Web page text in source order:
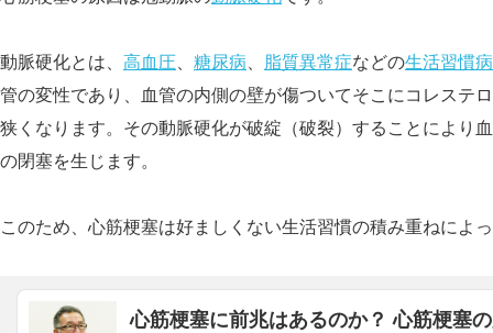
動脈硬化とは、 高血圧、 糖尿病、 脂質異常症などの生活習慣病
管の変性であり、血管の内側の壁が傷ついてそこにコレステ
狭くなります。その動脈硬化が破綻（破裂）することにより
の閉塞を生じます。
このため、心筋梗塞は好ましくない生活習慣の積み重ねによ
心筋梗塞に前兆はあるのか？ 心筋梗塞